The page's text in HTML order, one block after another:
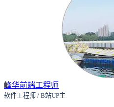
峰华前端工程师
软件工程师 / B站UP主